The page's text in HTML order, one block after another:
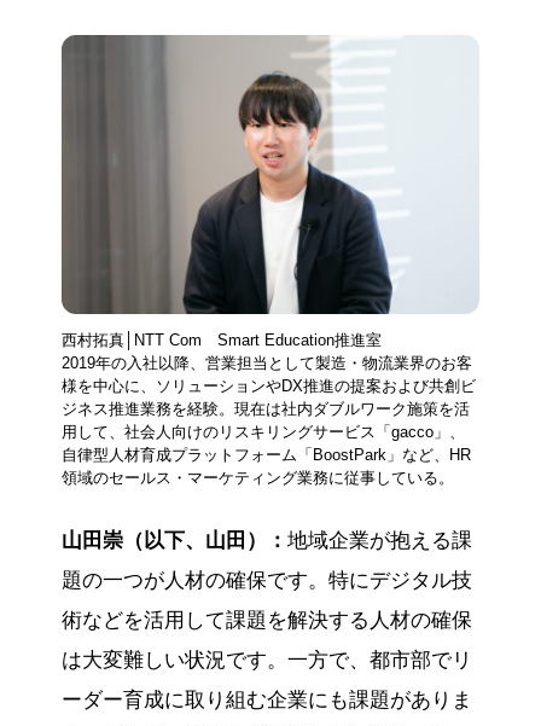
西村拓真│NTT Com Smart Education推進室
2019年の入社以降、営業担当として製造・物流業界のお客
様を中心に、ソリューションやDX推進の提案および共創ビ
ジネス推進業務を経験。現在は社内ダブルワーク施策を活
用して、社会人向けのリスキリングサービス「gacco」、
自律型人材育成プラットフォーム「BoostPark」など、HR
領域のセールス・マーケティング業務に従事している。
山田崇（以下、山田）： 地域企業が抱える課
題の一つが人材の確保です。特にデジタル技
術などを活用して課題を解決する人材の確保
は大変難しい状況です。一方で、都市部でリ
ーダー育成に取り組む企業にも課題がありま